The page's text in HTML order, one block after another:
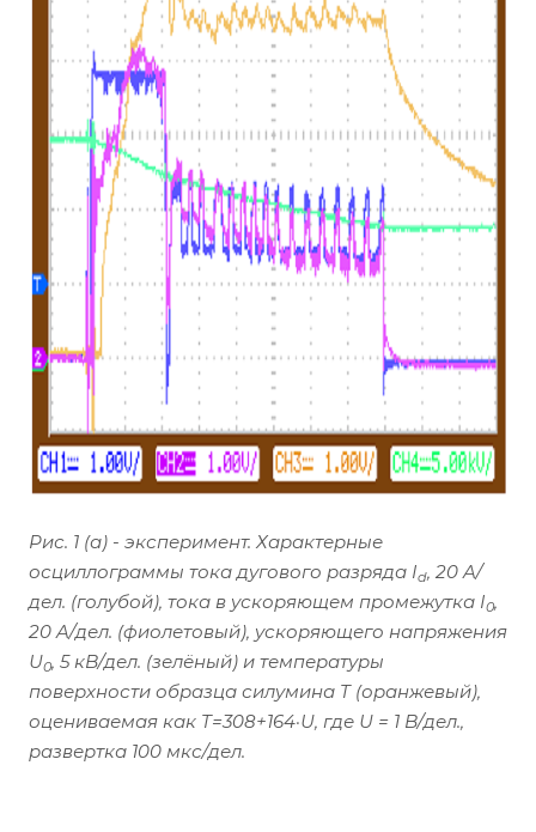
Рис. 1 (а) - эксперимент. Характерные
осциллограммы тока дугового разряда Id, 20 A/
дел. (голубой), тока в ускоряющем промежутка I0,
20 A/дел. (фиолетовый), ускоряющего напряжения
U0, 5 кВ/дел. (зелёный) и температуры
поверхности образца силумина T (оранжевый),
оцениваемая как T=308+164·U, где U = 1 В/дел.,
развертка 100 мкс/дел.